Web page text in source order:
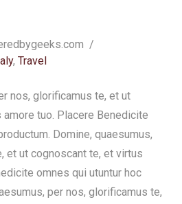
, Travel
nos, glorificamus te, et ut
tuo. Placere Benedicite
Domine, quaesumus,
et ut cognoscant te, et virtus
omnes qui utuntur hoc
per nos, glorificamus te,